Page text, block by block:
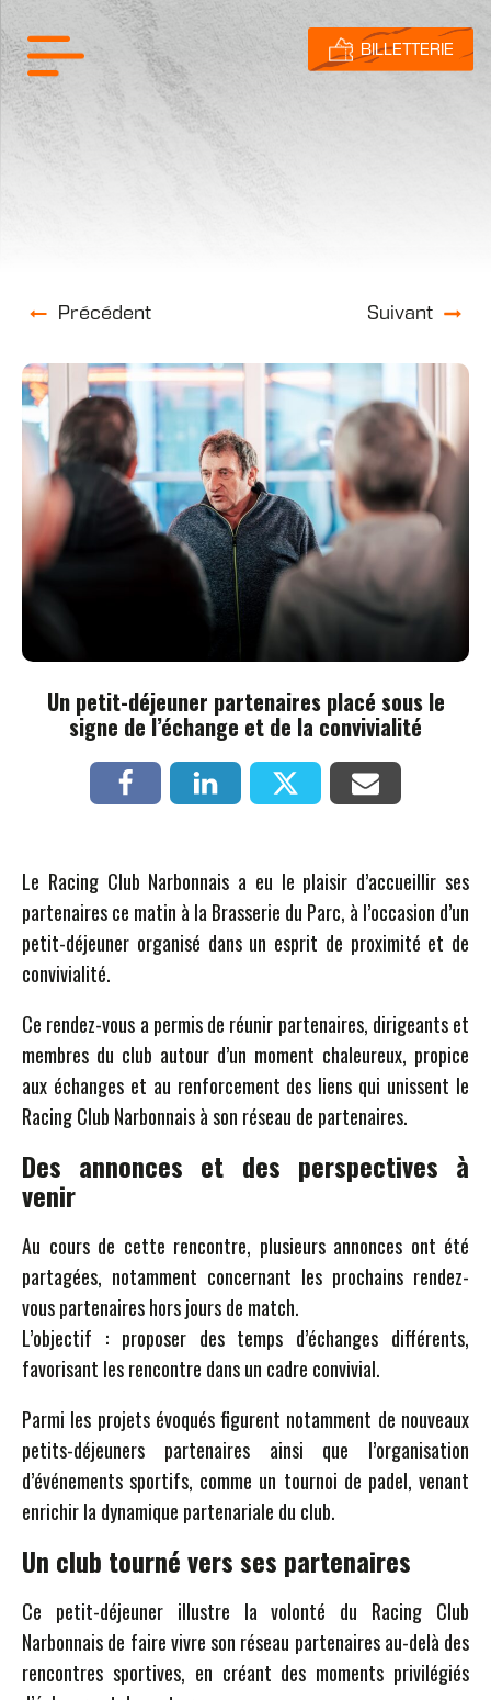
Précédent Suivant
Un petit-déjeuner partenaires placé sous le
signe de l’échange et de la convivialité
Le Racing Club Narbonnais a eu le plaisir d’accueillir ses
partenaires ce matin à la Brasserie du Parc, à l’occasion d’un
petit-déjeuner organisé dans un esprit de proximité et de
convivialité.
Ce rendez-vous a permis de réunir partenaires, dirigeants et
membres du club autour d’un moment chaleureux, propice
aux échanges et au renforcement des liens qui unissent le
Racing Club Narbonnais à son réseau de partenaires.
Des annonces et des perspectives à
venir
Au cours de cette rencontre, plusieurs annonces ont été
partagées, notamment concernant les prochains rendez-
vous partenaires hors jours de match.
L’objectif : proposer des temps d’échanges différents,
favorisant les rencontre dans un cadre convivial.
Parmi les projets évoqués figurent notamment de nouveaux
petits-déjeuners partenaires ainsi que l’organisation
d’événements sportifs, comme un tournoi de padel, venant
enrichir la dynamique partenariale du club.
Un club tourné vers ses partenaires
Ce petit-déjeuner illustre la volonté du Racing Club
Narbonnais de faire vivre son réseau partenaires au-delà des
rencontres sportives, en créant des moments privilégiés
BILLETTERIE